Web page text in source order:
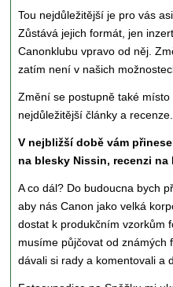
Tou nejdůležitější je pro vás
Zůstává jejich formát, jen
Canonklubu vpravo od něj.
zatím není v našich
Změní se postupně také
nejdůležitější články a recenze.
V nejbližší době vám
na blesky Nissin, recenzi
A co dál? Do budoucna bych
aby nás Canon jako velká
dostat k produkčním vzorkům
musíme půjčovat od známých
dávali si rady a komentovali a